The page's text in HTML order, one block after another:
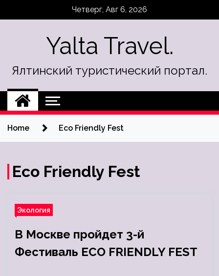
Четверг, Авг 6, 2026
Yalta Travel.
Ялтинский туристический портал.
Home Eco Friendly Fest
Eco Friendly Fest
Экология
В Москве пройдет 3-й
Фестиваль ECO FRIENDLY FEST